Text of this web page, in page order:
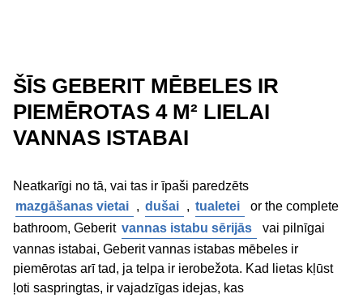
ŠĪS GEBERIT MĒBELES IR
PIEMĒROTAS 4 M² LIELAI
VANNAS ISTABAI
Neatkarīgi no tā, vai tas ir īpaši paredzēts
mazgāšanas vietai , dušai , tualetei
or the complete
bathroom, Geberit vannas istabu sērijās
vai pilnīgai
vannas istabai, Geberit vannas istabas mēbeles ir
piemērotas arī tad, ja telpa ir ierobežota. Kad lietas kļūst
ļoti saspringtas, ir vajadzīgas idejas, kas